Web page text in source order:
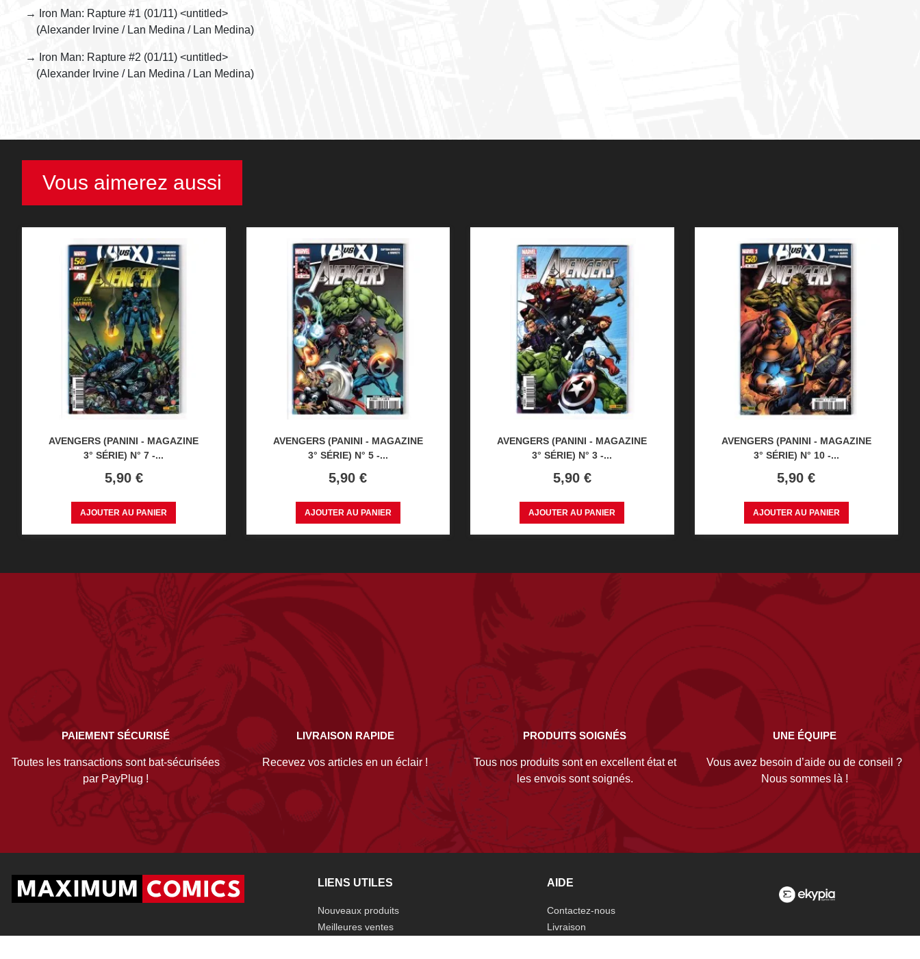
→ Iron Man: Rapture #1 (01/11) <untitled>
(Alexander Irvine / Lan Medina / Lan Medina)
→ Iron Man: Rapture #2 (01/11) <untitled>
(Alexander Irvine / Lan Medina / Lan Medina)
Vous aimerez aussi
AVENGERS (PANINI - MAGAZINE
3° SÉRIE) N° 7 -...
Prix
5,90 €
AJOUTER AU PANIER
AVENGERS (PANINI - MAGAZINE
3° SÉRIE) N° 5 -...
Prix
5,90 €
AJOUTER AU PANIER
AVENGERS (PANINI - MAGAZINE
3° SÉRIE) N° 3 -...
Prix
5,90 €
AJOUTER AU PANIER
AVENGERS (PANINI - MAGAZINE
3° SÉRIE) N° 10 -...
Prix
5,90 €
AJOUTER AU PANIER
PAIEMENT SÉCURISÉ
Toutes les transactions sont bat-sécurisées
par PayPlug !
LIVRAISON RAPIDE
Recevez vos articles en un éclair !
PRODUITS SOIGNÉS
Tous nos produits sont en excellent état et
les envois sont soignés.
UNE ÉQUIPE
Vous avez besoin d’aide ou de conseil ?
Nous sommes là !
LIENS UTILES
Nouveaux produits
Meilleures ventes
AIDE
Contactez-nous
Livraison